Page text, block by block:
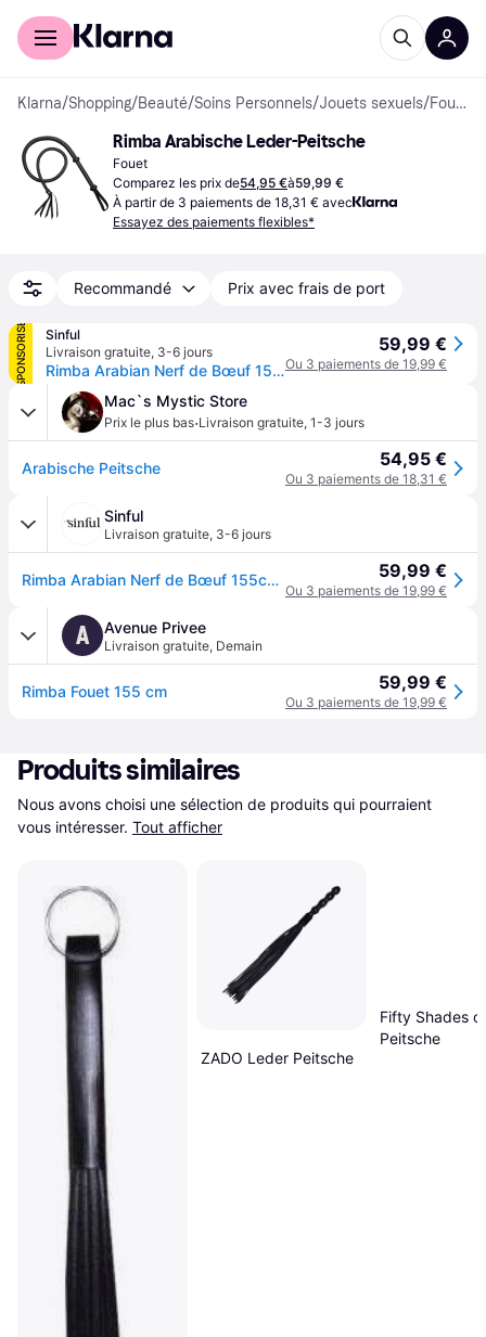
Acheter avec Klarna
Klarna/Shopping/Beauté/Soins Personnels/Jouets sexuels/ Fouets
Rimba Arabische Leder-Peitsche
Fouet
Comparez les prix de54,95 €à59,99 €
À partir de 3 paiements de 18,31 € avec
Essayez des paiements flexibles*
Recommandé Prix avec frais de port
SPONSORISÉ
Sinful
Livraison gratuite, 3-6 jours
Rimba Arabian Nerf de Bœuf 155cm - Noir
59,99 €
Ou 3 paiements de 19,99 €
Mac`s Mystic Store
Prix le plus bas·Livraison gratuite, 1-3 jours
Arabische Peitsche 54,95 €
Ou 3 paiements de 18,31 €
Sinful
Livraison gratuite, 3-6 jours
Rimba Arabian Nerf de Bœuf 155cm - Noir 59,99 €
Ou 3 paiements de 19,99 €
A Avenue Privee
Livraison gratuite, Demain
Rimba Fouet 155 cm 59,99 €
Ou 3 paiements de 19,99 €
Produits similaires
Nous avons choisi une sélection de produits qui pourraient
vous intéresser. Tout afficher
ZADO Leder Peitsche
Fifty Shades
Peitsche